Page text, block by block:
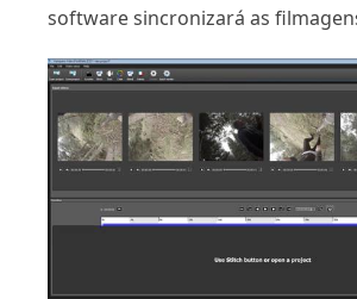
software sincronizará as